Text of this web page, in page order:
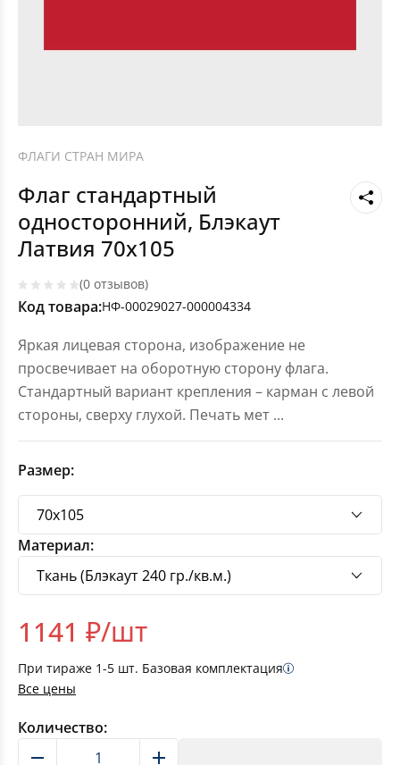
ФЛАГИ СТРАН МИРА
Флаг стандартный
односторонний, Блэкаут
Латвия 70х105
(0 отзывов)
Код товара:НФ-00029027-000004334
Яркая лицевая сторона, изображение не
просвечивает на оборотную сторону флага.
Стандартный вариант крепления – карман с левой
стороны, сверху глухой. Печать мет ...
Размер:
Материал:
1141 ₽/шт
При тираже 1-5 шт. Базовая комплектация
Все цены
Количество: